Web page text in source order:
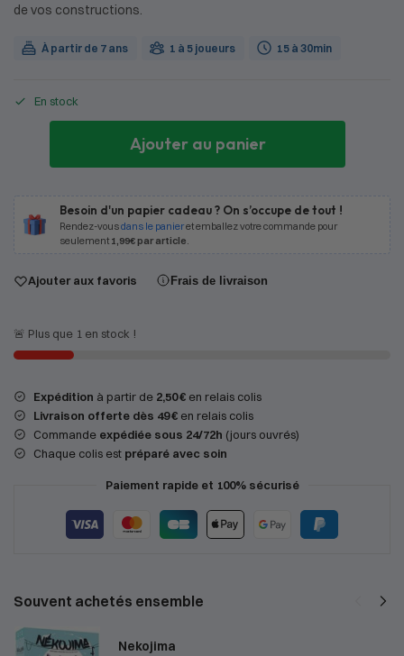
de vos constructions.
À partir de 7 ans 1 à 5 joueurs 15 à 30min
En stock
Ajouter au panier
Besoin d'un papier cadeau ? On s’occupe de tout !
Rendez-vousdans le panieret emballez votre commande pour
seulement 1,99€ par article.
Ajouter aux favoris Frais de livraison
🚨 Plus que 1 en stock !
Expédition à partir de 2,50 € en relais colis
Livraison offerte dès 49 € en relais colis
Commande expédiée sous 24/72h (jours ouvrés)
Chaque colis est préparé avec soin
Paiement rapide et 100% sécurisé
Souvent achetés ensemble
Nekojima